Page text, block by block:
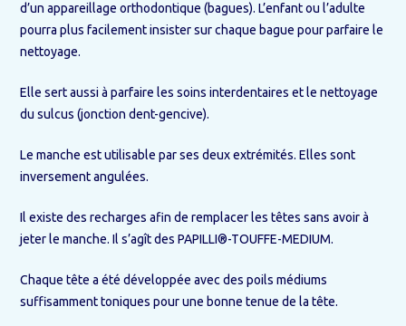
d’un appareillage orthodontique (bagues). L’enfant ou l’adulte
pourra plus facilement insister sur chaque bague pour parfaire le
nettoyage.
Elle sert aussi à parfaire les soins interdentaires et le nettoyage
du sulcus (jonction dent-gencive).
Le manche est utilisable par ses deux extrémités. Elles sont
inversement angulées.
Il existe des recharges afin de remplacer les têtes sans avoir à
jeter le manche. Il s’agît des PAPILLI®-TOUFFE-MEDIUM.
Chaque tête a été développée avec des poils médiums
suffisamment toniques pour une bonne tenue de la tête.